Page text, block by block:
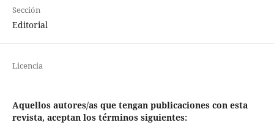
Sección
Editorial
Licencia
Aquellos autores/as que tengan publicaciones con esta
revista, aceptan los términos siguientes: